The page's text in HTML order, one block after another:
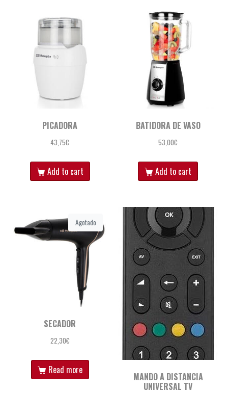
PICADORA
43,75€
Add to cart
BATIDORA DE VASO
53,00€
Add to cart
Agotado
SECADOR
22,30€
Read more
MANDO A DISTANCIA
UNIVERSAL TV